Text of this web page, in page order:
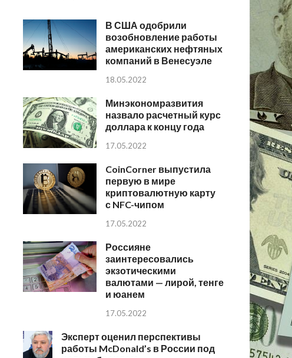
В США одобрили
возобновление работы
американских нефтяных
компаний в Венесуэле
18.05.2022
Минэкономразвития
назвало расчетный курс
доллара к концу года
17.05.2022
CoinCorner выпустила
первую в мире
криптовалютную карту
с NFC-чипом
17.05.2022
Россияне
заинтересовались
экзотическими
валютами — лирой, тенге
и юанем
17.05.2022
Эксперт оценил перспективы
работы McDonald’s в России под